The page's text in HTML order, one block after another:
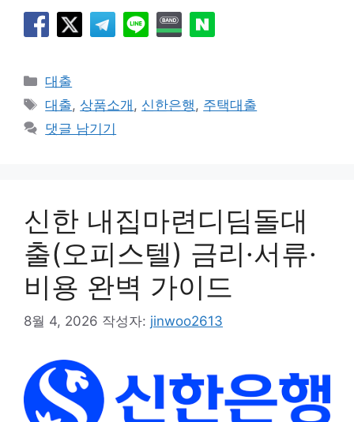
카
테
고
리
대출
태
그
대출, 상품소개 , 신한은행 , 주택대출
댓글 남기기
신한 내집마련디딤돌대
출(오피스텔) 금리·서류·
비용 완벽 가이드
8월 4, 2026 작성자: jinwoo2613